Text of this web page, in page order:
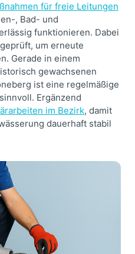
für freie Leitungen
, Bad- und
funktionieren. Dabei
um erneute
Gerade in einem
gewachsenen
ist eine regelmäßige
Ergänzend
im Bezirk, damit
dauerhaft stabil